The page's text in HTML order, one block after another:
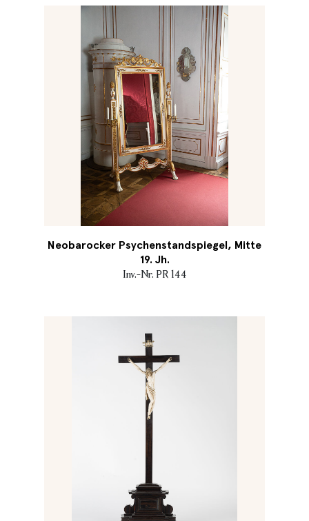
Neobarocker Psychenstandspiegel, Mitte
19. Jh.
Inv.-Nr. PR 144